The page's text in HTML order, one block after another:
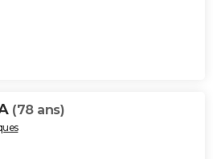
(78 ans)